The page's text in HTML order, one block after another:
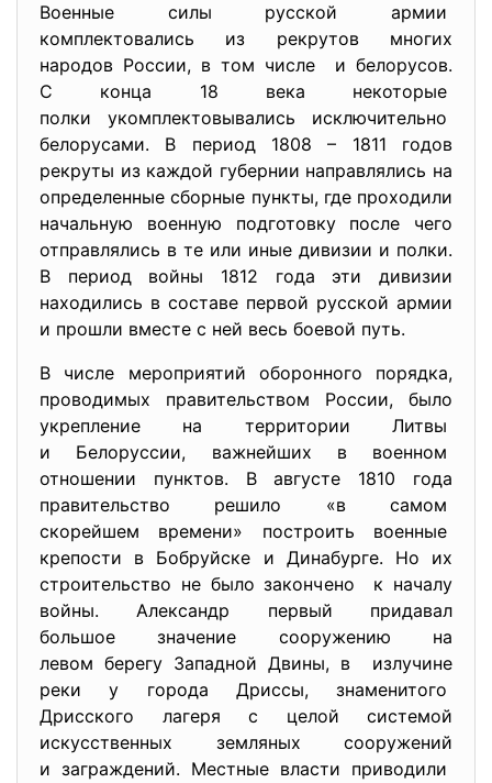
Военные силы русской армии
комплектовались из рекрутов многих
народов России, в том числе и белорусов.
С конца 18 века некоторые
полки укомплектовывались исключительно
белорусами. В период 1808 – 1811 годов
рекруты из каждой губернии направлялись на
определенные сборные пункты, где проходили
начальную военную подготовку после чего
отправлялись в те или иные дивизии и полки.
В период войны 1812 года эти дивизии
находились в составе первой русской армии
и прошли вместе с ней весь боевой путь.
В числе мероприятий оборонного порядка,
проводимых правительством России, было
укрепление на территории Литвы
и Белоруссии, важнейших в военном
отношении пунктов. В августе 1810 года
правительство решило «в самом
скорейшем времени» построить военные
крепости в Бобруйске и Динабурге. Но их
строительство не было закончено к началу
войны. Александр первый придавал
большое значение сооружению на
левом берегу Западной Двины, в излучине
реки у города Дриссы, знаменитого
Дрисского лагеря с целой системой
искусственных земляных сооружений
и заграждений. Местные власти приводили